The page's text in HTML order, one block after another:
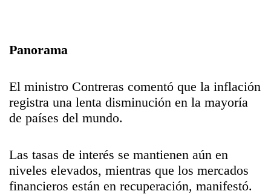
Panorama
El ministro Contreras comentó que la inflación
registra una lenta disminución en la mayoría
de países del mundo.
Las tasas de interés se mantienen aún en
niveles elevados, mientras que los mercados
financieros están en recuperación, manifestó.